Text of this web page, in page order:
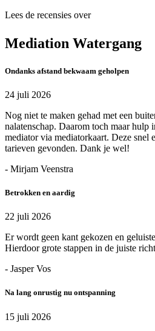
Lees de recensies over
Mediation Watergang
Ondanks afstand bekwaam geholpen
24 juli 2026
Nog niet te maken gehad met een
nalatenschap. Daarom toch maar hulp
mediator via mediatorkaart. Deze snel
tarieven gevonden. Dank je wel!
- Mirjam Veenstra
Betrokken en aardig
22 juli 2026
Er wordt geen kant gekozen en
Hierdoor grote stappen in de juiste
- Jasper Vos
Na lang onrustig nu ontspanning
15 juli 2026